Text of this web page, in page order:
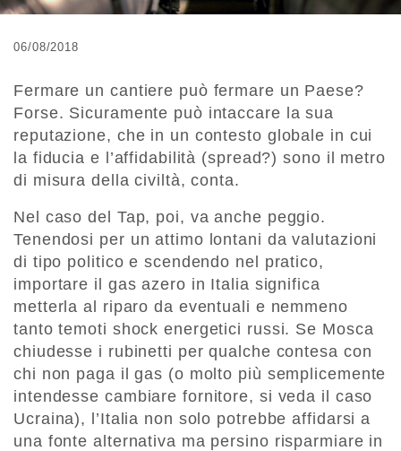
06/08/2018
Fermare un cantiere può fermare un Paese?
Forse. Sicuramente può intaccare la sua
reputazione, che in un contesto globale in cui
la fiducia e l’affidabilità (spread?) sono il metro
di misura della civiltà, conta.
Nel caso del Tap, poi, va anche peggio.
Tenendosi per un attimo lontani da valutazioni
di tipo politico e scendendo nel pratico,
importare il gas azero in Italia significa
metterla al riparo da eventuali e nemmeno
tanto temoti shock energetici russi. Se Mosca
chiudesse i rubinetti per qualche contesa con
chi non paga il gas (o molto più semplicemente
intendesse cambiare fornitore, si veda il caso
Ucraina), l’Italia non solo potrebbe affidarsi a
una fonte alternativa ma persino risparmiare in